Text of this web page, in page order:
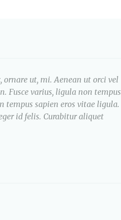
ornare ut, mi. Aenean ut orci vel
Fusce varius, ligula non tempus
tempus sapien eros vitae ligula.
id felis. Curabitur aliquet